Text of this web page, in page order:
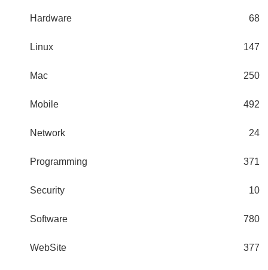
Hardware 68
Linux 147
Mac 250
Mobile 492
Network 24
Programming 371
Security 10
Software 780
WebSite 377